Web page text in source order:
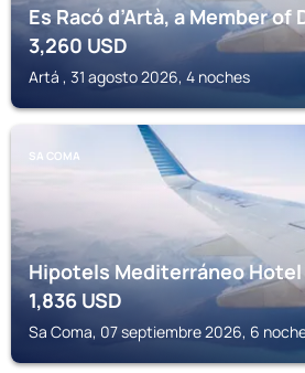
Es Racó d’Artà, a Member
3,260 USD
Artá , 31 agosto 2026, 4 noches
SA COMA
Hipotels Mediterráneo
1,836 USD
Sa Coma, 07 septiembre 2026, 6